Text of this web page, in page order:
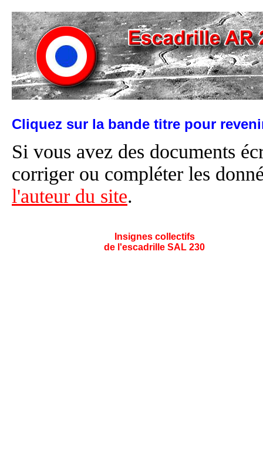
Cliquez sur la bande titre pour
Si vous avez des documents
corriger ou compléter les
l'auteur du site.
Insignes collectifs
de l'escadrille SAL 230